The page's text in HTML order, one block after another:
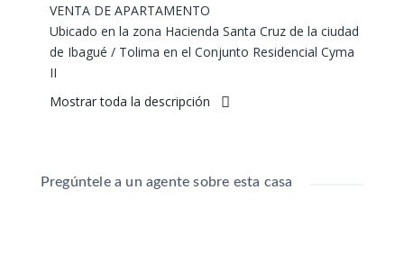
VENTA DE APARTAMENTO
Ubicado en la zona Hacienda Santa Cruz de la ciudad
de Ibagué / Tolima en el Conjunto Residencial Cyma
II
Área: 42 mts2,
1 baño,
Mostrar toda la descripción
Pregúntele a un agente sobre esta casa